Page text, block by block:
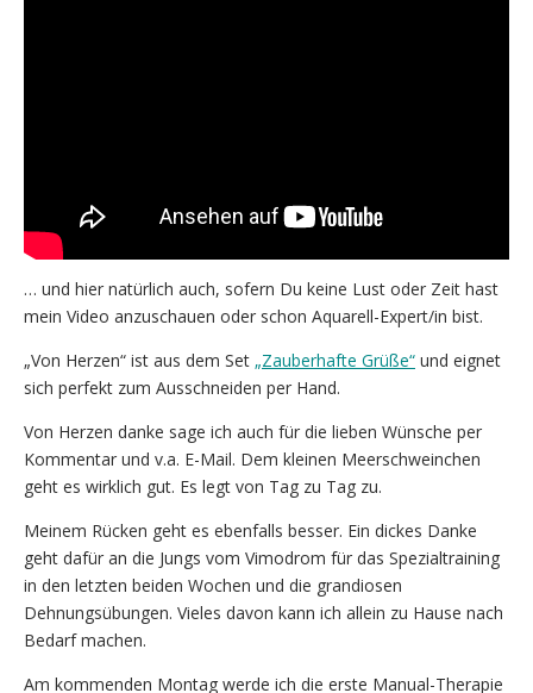
… und hier natürlich auch, sofern Du keine Lust oder Zeit hast
mein Video anzuschauen oder schon Aquarell-Expert/in bist.
„Von Herzen“ ist aus dem Set „Zauberhafte Grüße“ und eignet
sich perfekt zum Ausschneiden per Hand.
Von Herzen danke sage ich auch für die lieben Wünsche per
Kommentar und v.a. E-Mail. Dem kleinen Meerschweinchen
geht es wirklich gut. Es legt von Tag zu Tag zu.
Meinem Rücken geht es ebenfalls besser. Ein dickes Danke
geht dafür an die Jungs vom Vimodrom für das Spezialtraining
in den letzten beiden Wochen und die grandiosen
Dehnungsübungen. Vieles davon kann ich allein zu Hause nach
Bedarf machen.
Am kommenden Montag werde ich die erste Manual-Therapie